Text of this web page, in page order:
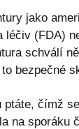
jako
léčiv (FDA)
schválí
bezpečné
ptáte, čímž
na sporáku